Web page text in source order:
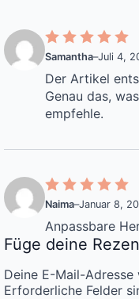
Samantha–Juli 4,
Der Artikel
Genau das,
empfehle.
Naima–Januar 8,
Anpassbare
Füge deine
Deine E-Mail-
Erforderliche Felder